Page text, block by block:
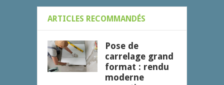
ARTICLES RECOMMANDÉS
Pose de
carrelage grand
format : rendu
moderne